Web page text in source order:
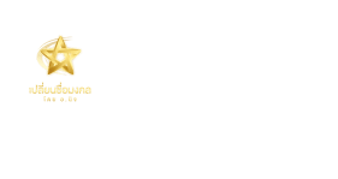
content